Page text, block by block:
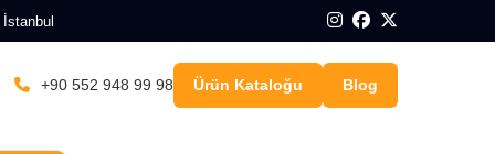
+90 552 948 99 98 Ürün Kataloğu Blog